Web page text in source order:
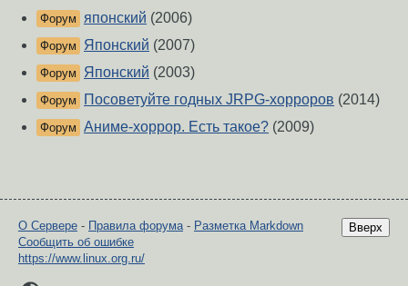
Форум японский (2006)
Форум Японский (2007)
Форум Японский (2003)
Форум Посоветуйте годных JRPG-хорроров (2014)
Форум Аниме-хоррор. Есть такое? (2009)
Вверх
О Сервере - Правила форума- Разметка Markdown
Сообщить об ошибке
https://www.linux.org.ru/